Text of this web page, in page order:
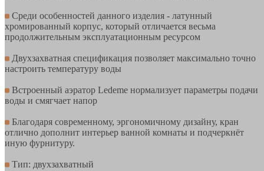
Среди особенностей данного изделия - латунный
хромированный корпус, который отличается весьма
продолжительным эксплуатационным ресурсом
Двухзахватная спецификация позволяет максимально точно
настроить температуру воды
Встроенный аэратор Ledeme нормализует параметры подачи
воды и смягчает напор
Благодаря современному, эргономичному дизайну, кран
отлично дополнит интерьер ванной комнаты и подчеркнёт
иную фурнитуру.
Тип: двухзахватный